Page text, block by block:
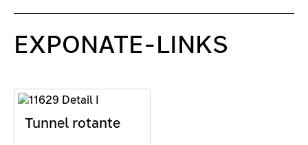
EXPONATE-LINKS
Tunnel rotante